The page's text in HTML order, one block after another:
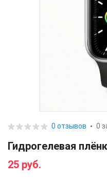
0 отзывов 0
Гидрогелевая
25 руб.